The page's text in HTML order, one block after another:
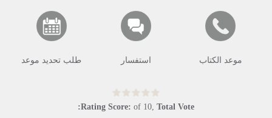
موعد الكتاب استفسار طلب تحديد موعد
Rating Score: of 10, Total Vote: